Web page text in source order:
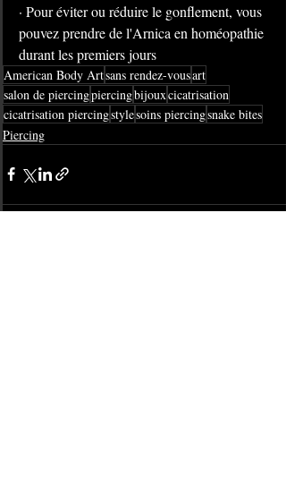
· Pour éviter ou réduire le gonflement, vous
pouvez prendre de l'Arnica en homéopathie
durant les premiers jours
American Body Artsans rendez-vousart
salon de piercingpiercingbijouxcicatrisation
cicatrisation piercingstylesoins piercingsnake bites
Piercing